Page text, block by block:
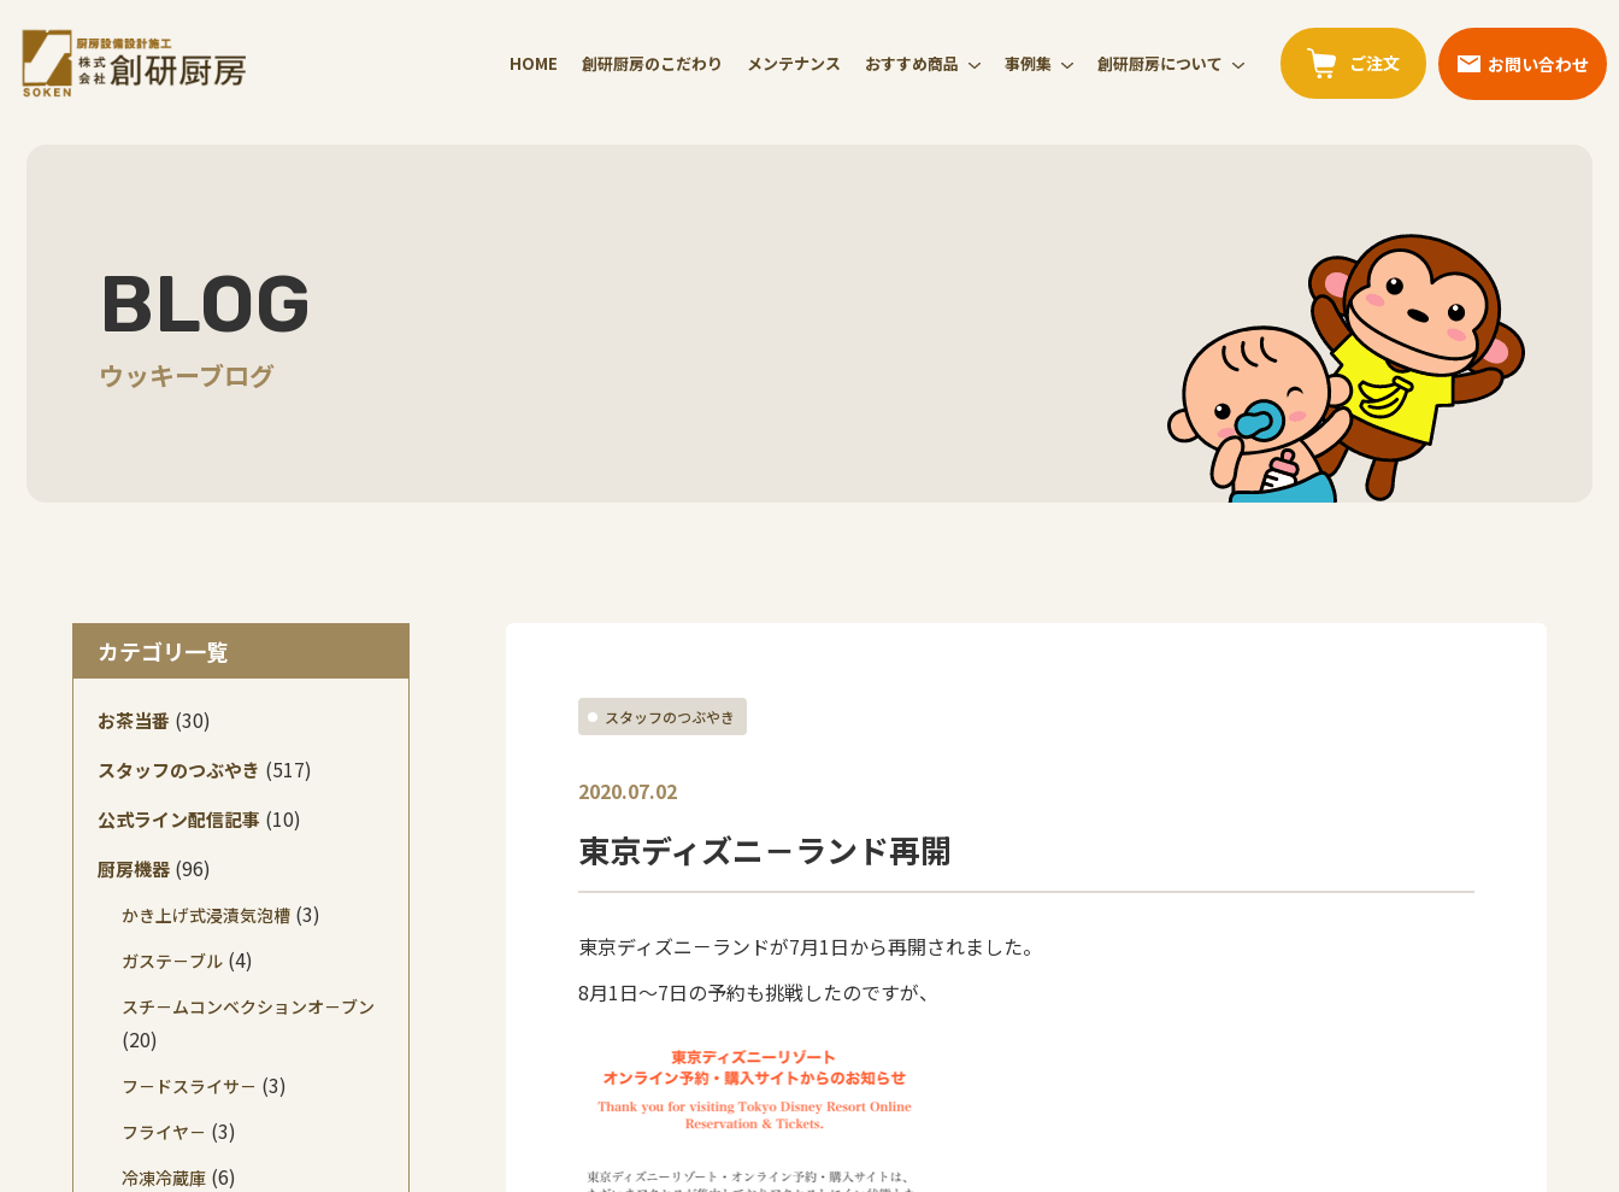
HOME 創研厨房のこだわり メンテナンス おすすめ商品 事例集 創研厨房について ご注文 お問い合わせ
BLOG
ウッキーブログ
スタッフのつぶやき
2020.07.02
東京ディズニ－ランド再開
東京ディズニ－ランドが7月1日から再開されました。
8月1日～7日の予約も挑戦したのですが、
カテゴリ一覧
お茶当番 (30)
スタッフのつぶやき (517)
公式ライン配信記事 (10)
厨房機器 (96)
かき上げ式浸漬気泡槽 (3)
ガステ－ブル (4)
スチ－ムコンベクションオ－ブン
(20)
フ－ドスライサ－ (3)
フライヤ－ (3)
冷凍冷蔵庫 (6)